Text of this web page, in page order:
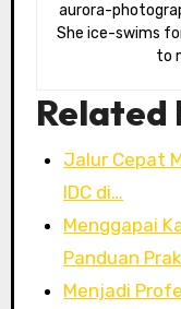
aurora-
She ice-swims
to
Related
Jalur Cepat
IDC di…
Menggapai
Panduan
Menjadi